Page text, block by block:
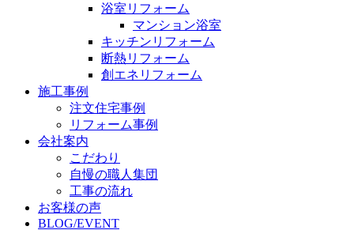
浴室リフォーム
マンション浴室
キッチンリフォーム
断熱リフォーム
創エネリフォーム
施工事例
注文住宅事例
リフォーム事例
会社案内
こだわり
自慢の職人集団
工事の流れ
お客様の声
BLOG/EVENT